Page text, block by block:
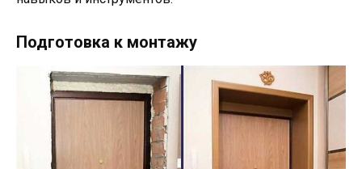
Подготовка к монтажу